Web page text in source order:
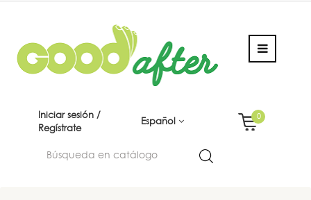
Iniciar sesión /
Regístrate
Español
0